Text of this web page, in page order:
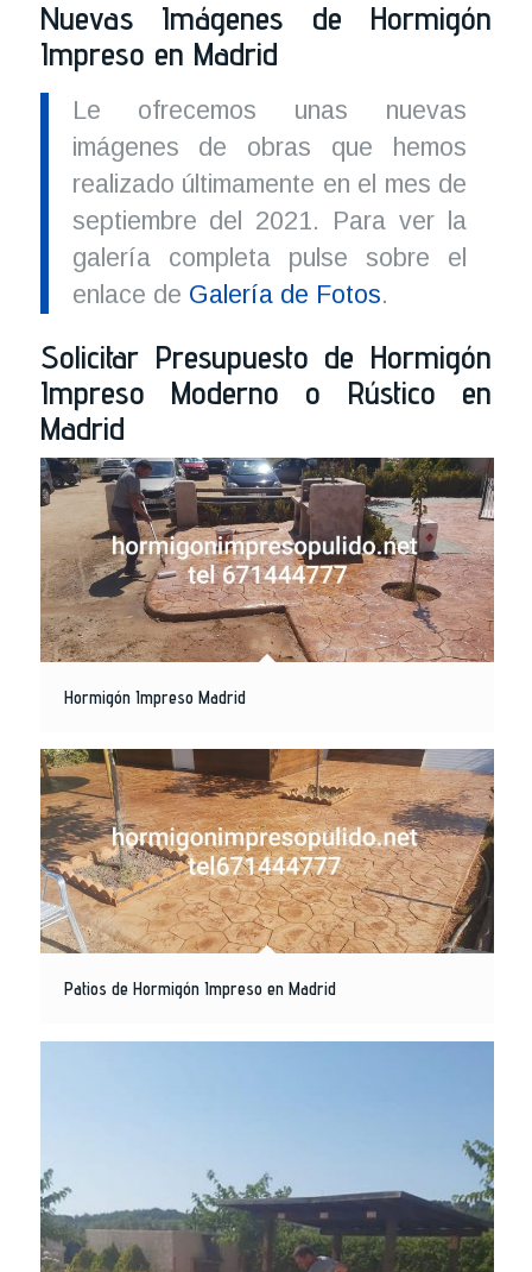
Nuevas Imágenes de Hormigón
Impreso en Madrid
Le ofrecemos unas nuevas
imágenes de obras que hemos
realizado últimamente en el mes de
septiembre del 2021. Para ver la
galería completa pulse sobre el
enlace de Galería de Fotos.
Solicitar Presupuesto de Hormigón
Impreso Moderno o Rústico en
Madrid
Hormigón Impreso Madrid
Patios de Hormigón Impreso en Madrid